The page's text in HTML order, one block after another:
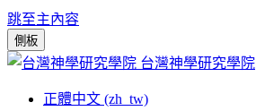
跳至主內容
側板
台灣神學研究學院
正體中文 ‎(zh_tw)‎